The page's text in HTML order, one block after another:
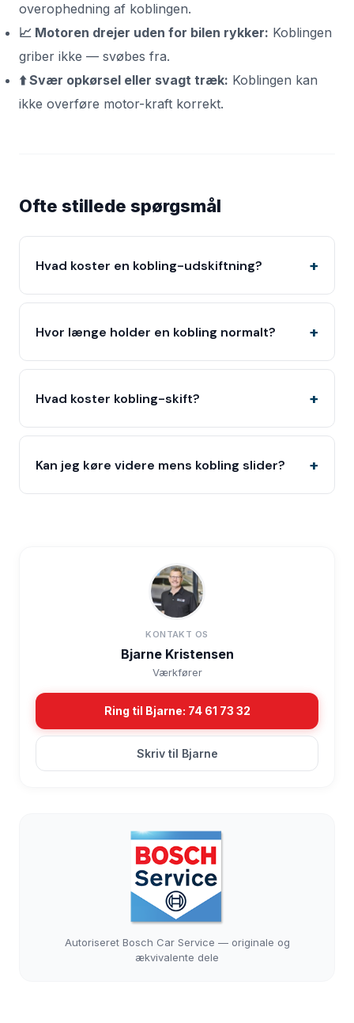
overophedning af koblingen.
📈 Motoren drejer uden for bilen rykker: Koblingen
griber ikke — svøbes fra.
⬆️ Svær opkørsel eller svagt træk: Koblingen kan
ikke overføre motor-kraft korrekt.
Ofte stillede spørgsmål
Hvad koster en kobling-udskiftning?
Hvor længe holder en kobling normalt?
Hvad koster kobling-skift?
Kan jeg køre videre mens kobling slider?
KONTAKT OS
Bjarne Kristensen
Værkfører
Ring til Bjarne: 74 61 73 32
Skriv til Bjarne
Autoriseret Bosch Car Service — originale og
ækvivalente dele